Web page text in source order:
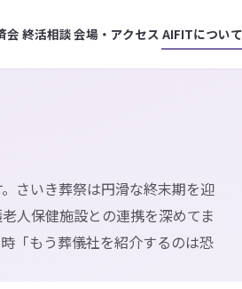
会 終活相談会場・アクセス AIFITについ
さいき葬祭は円滑な終末期を迎
人保健施設との連携を深めてま
「もう葬儀社を紹介するのは恐